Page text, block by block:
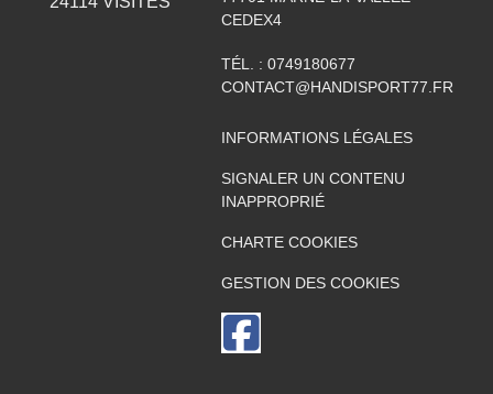
CEDEX4
TÉL. : 0749180677
CONTACT@HANDISPORT77.FR
INFORMATIONS LÉGALES
SIGNALER UN CONTENU
INAPPROPRIÉ
CHARTE COOKIES
GESTION DES COOKIES